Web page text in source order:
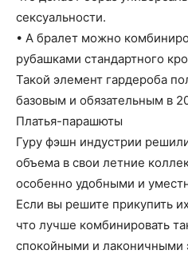
сексуальности.
• А бралет можно
рубашками стандартного
Такой элемент гардероба
базовым и обязательным в
Платья-парашюты
Гуру фэшн индустрии
объема в свои летние
особенно удобными и
Если вы решите прикупить
что лучше комбинировать
спокойными и лаконичными